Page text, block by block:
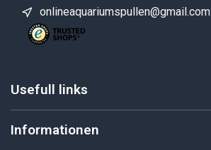
onlineaquariumspullen@gmail.com
Usefull links
Informationen